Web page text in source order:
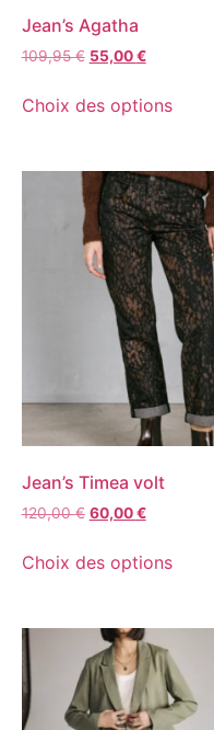
Jean’s Agatha
109,95€ 55,00€
Choix des options
Jean’s Timea volt
120,00€ 60,00€
Choix des options